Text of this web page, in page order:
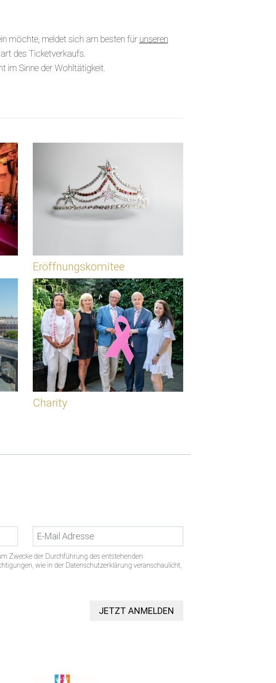
möchte, meldet sich am besten für unseren
des Ticketverkaufs.
im Sinne der Wohltätigkeit.
Eröffnungskomitee
Charity
Zwecke der Durchführung des entstehenden
wie in der Datenschutzerklärung veranschaulicht,
JETZT ANMELDEN